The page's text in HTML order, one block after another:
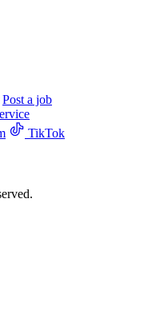
Post a job
TikTok